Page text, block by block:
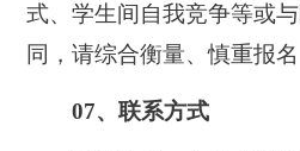
式、学生间自我竞争等或与
同，请综合衡量、慎重报名
07、联系方式